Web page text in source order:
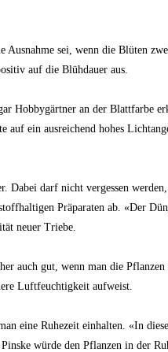
Ausnahme sei, wenn die Blüten
auf die Blühdauer aus.
Hobbygärtner an der Blattfarbe
ein ausreichend hohes
Dabei darf nicht vergessen
Präparaten ab. «Der
neuer Triebe.
auch gut, wenn man die
Luftfeuchtigkeit aufweist.
eine Ruhezeit einhalten. «In
würde den Pflanzen in der